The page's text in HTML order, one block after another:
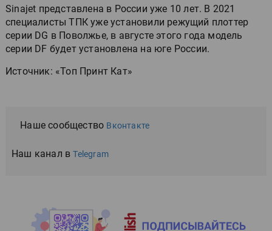
Sinajet представлена в России уже 10 лет. В 2021
специалисты ТПК уже установили режущий плоттер
серии DG в Поволжье, в августе этого года модель
серии DF будет установлена на юге России.
Источник: «Топ Принт Кат»
Наше сообщество Вконтакте
Наш канал вTelegram